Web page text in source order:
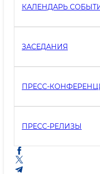
КАЛЕНДАРЬ
ЗАСЕДАНИЯ
ПРЕСС-
ПРЕСС-РЕЛИЗЫ